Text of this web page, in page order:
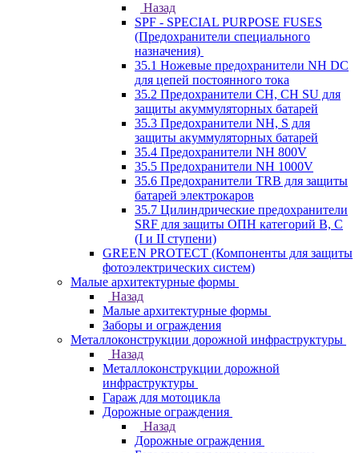
Назад
SPF - SPECIAL PURPOSE FUSES
(Предохранители специального
назначения)
35.1 Ножевые предохранители NH DC
для цепей постоянного тока
35.2 Предохранители CH, CH SU для
защиты акуммуляторных батарей
35.3 Предохранители NH, S для
защиты акуммуляторных батарей
35.4 Предохранители NH 800V
35.5 Предохранители NH 1000V
35.6 Предохранители TRB для защиты
батарей электрокаров
35.7 Цилиндрические предохранители
SRF для защиты ОПН категорий B, C
(I и II ступени)
GREEN PROTECT (Компоненты для защиты
фотоэлектрических систем)
Малые архитектурные формы
Назад
Малые архитектурные формы
Заборы и ограждения
Металлоконструкции дорожной инфраструктуры
Назад
Металлоконструкции дорожной
инфраструктуры
Гараж для мотоцикла
Дорожные ограждения
Назад
Дорожные ограждения